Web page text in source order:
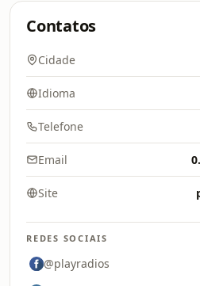
Contatos
Cidade
Idioma
Telefone
Email
Site
REDES SOCIAIS
@playradios